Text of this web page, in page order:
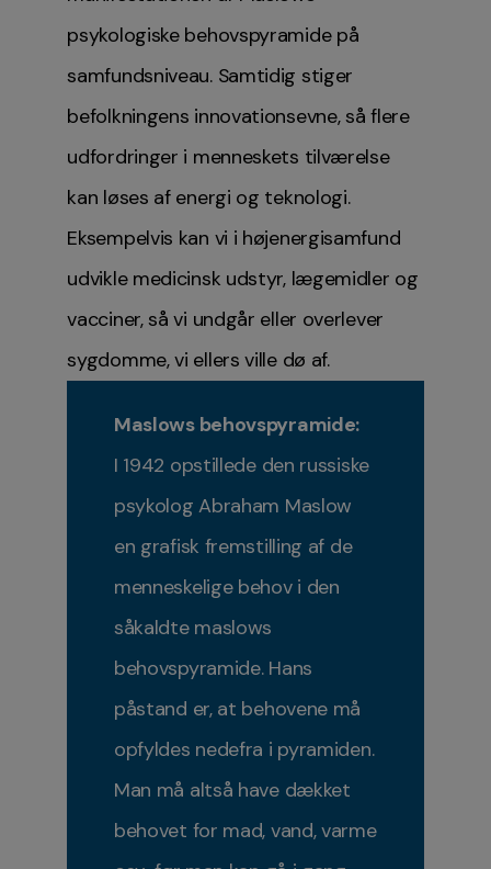
psykologiske behovspyramide på
samfundsniveau. Samtidig stiger
befolkningens innovationsevne, så flere
udfordringer i menneskets tilværelse
kan løses af energi og teknologi.
Eksempelvis kan vi i højenergisamfund
udvikle medicinsk udstyr, lægemidler og
vacciner, så vi undgår eller overlever
sygdomme, vi ellers ville dø af.
Maslows behovspyramide:
I 1942 opstillede den russiske
psykolog Abraham Maslow
en grafisk fremstilling af de
menneskelige behov i den
såkaldte maslows
behovspyramide. Hans
påstand er, at behovene må
opfyldes nedefra i pyramiden.
Man må altså have dækket
behovet for mad, vand, varme